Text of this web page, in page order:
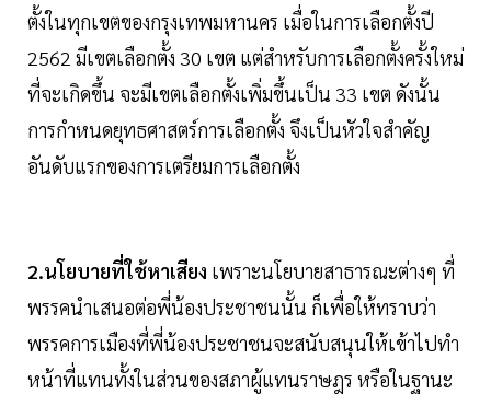
ตั้งในทุกเขตของกรุงเทพมหานคร เมื่อในการเลือกตั้งปี
2562 มีเขตเลือกตั้ง 30 เขต แต่สำหรับการเลือกตั้งครั้งใหม่
ที่จะเกิดขึ้น จะมีเขตเลือกตั้งเพิ่มขึ้นเป็น 33 เขต ดังนั้น
การกำหนดยุทธศาสตร์การเลือกตั้ง จึงเป็นหัวใจสำคัญ
อันดับแรกของการเตรียมการเลือกตั้ง
2.นโยบายที่ใช้หาเสียง เพราะนโยบายสาธารณะต่างๆ ที่
พรรคนำเสนอต่อพี่น้องประชาชนนั้น ก็เพื่อให้ทราบว่า
พรรคการเมืองที่พี่น้องประชาชนจะสนับสนุนให้เข้าไปทำ
หน้าที่แทนทั้งในส่วนของสภาผู้แทนราษฎร หรือในฐานะ